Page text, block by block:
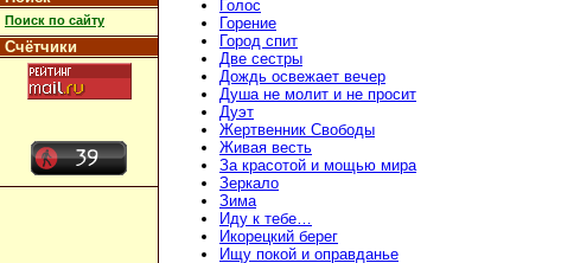
Поиск по сайту
Счётчики
Голос
Горение
Город спит
Две сестры
Дождь освежает вечер
Душа не молит и не просит
Дуэт
Жертвенник Свободы
Живая весть
За красотой и мощью мира
Зеркало
Зима
Иду к тебе…
Икорецкий берег
Ищу покой и оправданье